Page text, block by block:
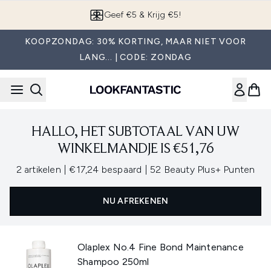
Geef €5 & Krijg €5!
KOOPZONDAG: 30% KORTING, MAAR NIET VOOR
LANG... | CODE: ZONDAG
HALLO, HET SUBTOTAAL VAN UW
WINKELMANDJE IS €51,76
2 artikelen , €17,24 bespaard 52 Beauty Plus+ Punten
NU AFREKENEN
Olaplex No.4 Fine Bond Maintenance
Shampoo 250ml